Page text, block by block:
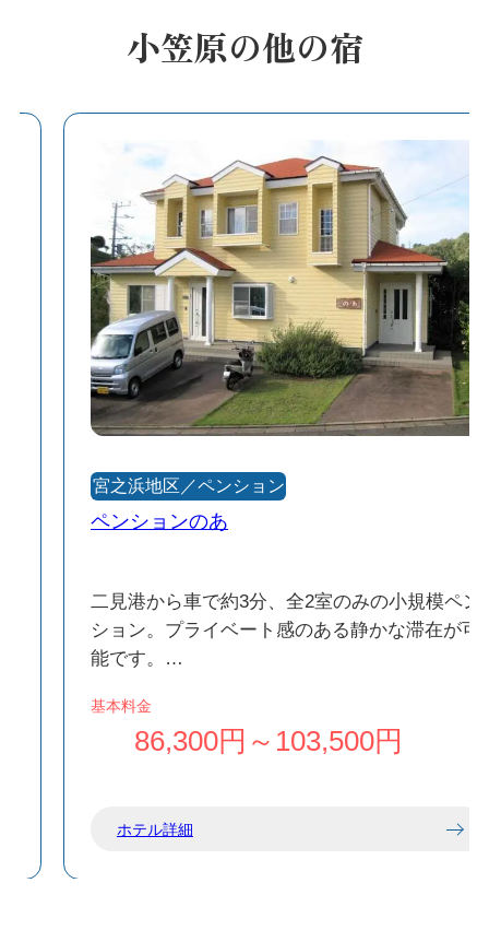
小笠原の他の宿
宮之浜地区／ペンション
ペンションのあ
二見港から車で約3分、全2室のみの小規模ペン
ション。プライベート感のある静かな滞在が可
能です。
らしい景観を身近に感じられます。
基本料金
86,300円～103,500円
ホテル詳細